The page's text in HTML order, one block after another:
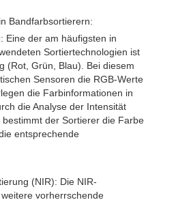
Bandfarbsortierern:
Eine der am häufigsten in
Sortiertechnologien ist
(Rot, Grün, Blau). Bei diesem
Sensoren die RGB-Werte
die Farbinformationen in
die Analyse der Intensität
der Sortierer die Farbe
entsprechende
(NIR): Die NIR-
vorherrschende